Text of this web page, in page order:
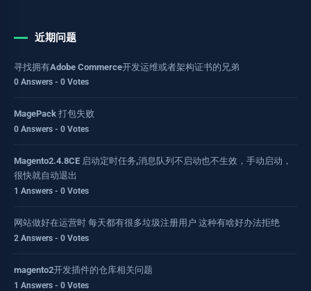
近期问题
寻找拥有Adobe Commerce开发运维或者架构证书的兄弟
0 Answers - 0 Votes
MagePack 打包失败
0 Answers - 0 Votes
Magento2.4.8CE 启动定时任务,消息队列不启动也不生效，手动启动，
很快就自动退出
1 Answers - 0 Votes
网站做好在运营时 每天都有很多垃圾注册用户 这种有啥好办法拒绝
2 Answers - 0 Votes
magento2开发插件的仓库相关问题
1 Answers - 0 Votes